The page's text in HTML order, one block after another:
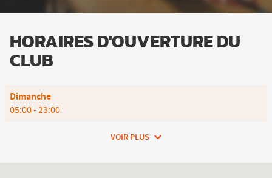
TÉLÉPHONE
CLUB
L'APPART
HORAIRES D'OUVERTURE DU
CLUB
Horaires
d'ouverture
Dimanche
05:00-23:00
VOIR PLUS
et